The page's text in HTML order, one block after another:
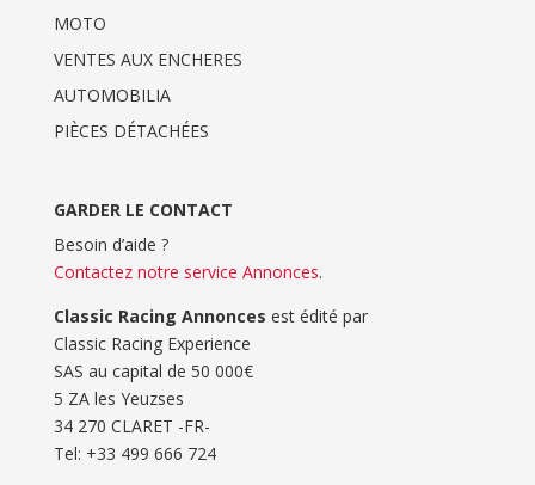
MOTO
VENTES AUX ENCHERES
AUTOMOBILIA
PIÈCES DÉTACHÉES
GARDER LE CONTACT
Besoin d’aide ?
Contactez notre service Annonces.
Classic Racing Annonces est édité par
Classic Racing Experience
SAS au capital de 50 000€
5 ZA les Yeuzses
34 270 CLARET -FR-
Tel: ‭+33 499 666 724‬